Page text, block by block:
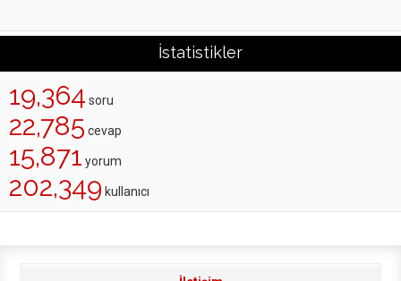
İstatistikler
19,364 soru
22,785 cevap
15,871 yorum
202,349 kullanıcı